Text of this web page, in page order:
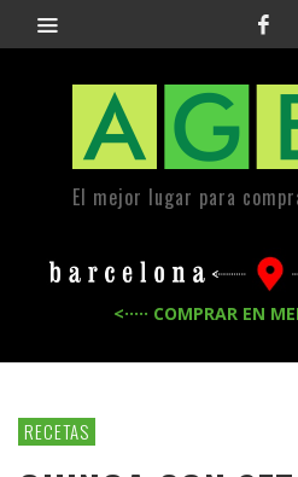
El mejor lugar para
<····· COMPRAR EN
RECETAS